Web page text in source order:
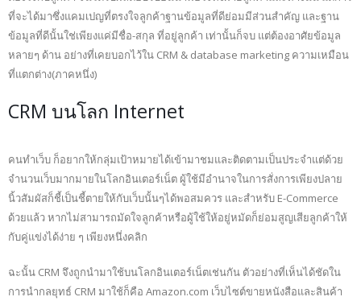
ที่จะได้มาซึ่งแคมเปญที่ตรงใจลูกค้าฐานข้อมูลที่ดีย่อมมีส่วนสำคัญ และฐาน
ข้อมูลที่ดีนั้นใช่เพียงแค่มีชื่อ-สกุล ที่อยู่ลูกค้า เท่านั้นก็จบ แต่ต้องอาศัยข้อมูล
หลายๆ ด้าน อย่างที่เคยบอกไว้ใน CRM & database marketing ความเหมือน
ที่แตกต่าง(ภาคหนึ่ง)
CRM บนโลก Internet
คนทำเว็บ ก็อยากให้กลุ่มเป้าหมายได้เข้ามาชมและติดตามเป็นประจำแต่ด้วย
จำนวนเว็บมากมายในโลกอินเตอร์เน็ต ผู้ใช้มีอำนาจในการสั่งการเพียงปลาย
นิ้วสัมผัสก็ชี้เป็นชี้ตายให้กับเว็บนั้นๆได้พอสมควร และสำหรับ E-Commerce
ด้วยแล้ว หากไม่สามารถมัดใจลูกค้าหรือผู้ใช้ให้อยู่หมัดก็ย่อมสูญเสียลูกค้าให้
กับคู่แข่งได้ง่าย ๆ เพียงหนึ่งคลิก
ฉะนั้น CRM จึงถูกนำมาใช้บนโลกอินเตอร์เน็ตเช่นกัน ตัวอย่างที่เห็นได้ชัดใน
การนำกลยุทธ์ CRM มาใช้ก็คือ Amazon.com เว็บไซต์ขายหนังสือและสินค้า